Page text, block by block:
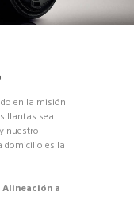
en la misión
llantas sea
nuestro
domicilio es la
a